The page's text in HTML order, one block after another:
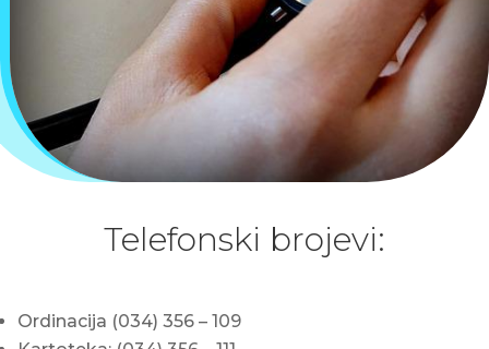
Telefonski brojevi:
Ordinacija (034) 356 – 109